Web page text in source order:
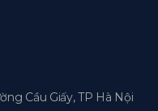
Cầu Giấy, TP Hà Nội